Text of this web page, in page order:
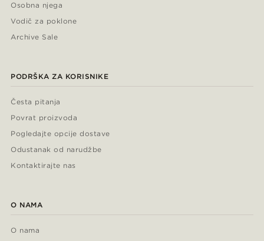
Osobna njega
Vodič za poklone
Archive Sale
PODRŠKA ZA KORISNIKE
Česta pitanja
Povrat proizvoda
Pogledajte opcije dostave
Odustanak od narudžbe
Kontaktirajte nas
O NAMA
O nama